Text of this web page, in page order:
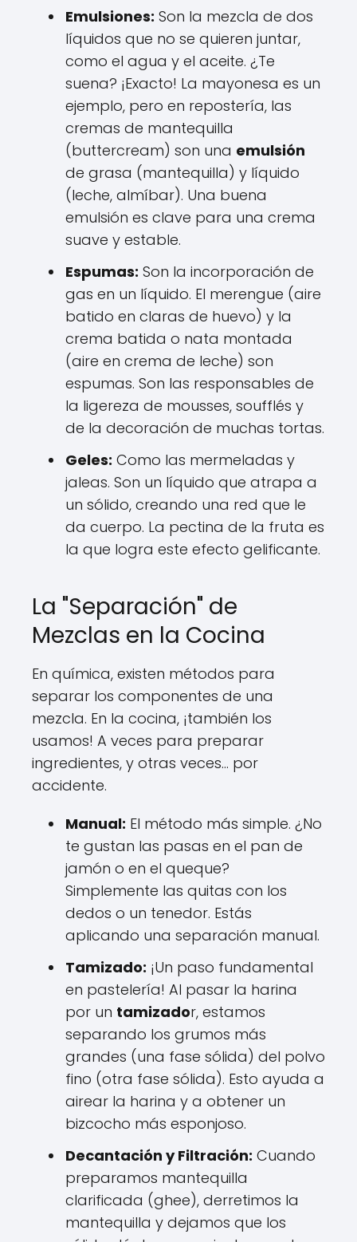
Emulsiones: Son la mezcla de dos
líquidos que no se quieren juntar,
como el agua y el aceite. ¿Te
suena? ¡Exacto! La mayonesa es un
ejemplo, pero en repostería, las
cremas de mantequilla
(buttercream) son una emulsión
de grasa (mantequilla) y líquido
(leche, almíbar). Una buena
emulsión es clave para una crema
suave y estable.
Espumas: Son la incorporación de
gas en un líquido. El merengue (aire
batido en claras de huevo) y la
crema batida o nata montada
(aire en crema de leche) son
espumas. Son las responsables de
la ligereza de mousses, soufflés y
de la decoración de muchas tortas.
Geles: Como las mermeladas y
jaleas. Son un líquido que atrapa a
un sólido, creando una red que le
da cuerpo. La pectina de la fruta es
la que logra este efecto gelificante.
La "Separación" de
Mezclas en la Cocina
En química, existen métodos para
separar los componentes de una
mezcla. En la cocina, ¡también los
usamos! A veces para preparar
ingredientes, y otras veces... por
accidente.
Manual: El método más simple. ¿No
te gustan las pasas en el pan de
jamón o en el queque?
Simplemente las quitas con los
dedos o un tenedor. Estás
aplicando una separación manual.
Tamizado: ¡Un paso fundamental
en pastelería! Al pasar la harina
por un tamizador, estamos
separando los grumos más
grandes (una fase sólida) del polvo
fino (otra fase sólida). Esto ayuda a
airear la harina y a obtener un
bizcocho más esponjoso.
Decantación y Filtración: Cuando
preparamos mantequilla
clarificada (ghee), derretimos la
mantequilla y dejamos que los